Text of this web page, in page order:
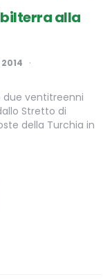
alla
2014
due ventitreenni
Stretto di
della Turchia in